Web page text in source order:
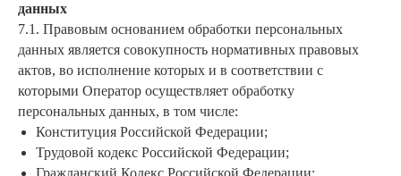
данных
7.1. Правовым основанием обработки персональных
данных является совокупность нормативных правовых
актов, во исполнение которых и в соответствии с
которыми Оператор осуществляет обработку
персональных данных, в том числе:
Конституция Российской Федерации;
Трудовой кодекс Российской Федерации;
Гражданский Кодекс Российской Федерации;